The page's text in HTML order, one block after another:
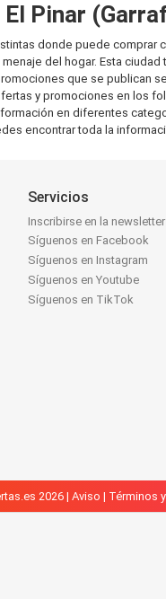
Pinar
donde puede
del hogar. Esta
que se publican
y promociones en los
en diferentes
encontrar toda la
Servicios
Inscribirse en la newsletter
Síguenos en Facebook
Síguenos en Instagram
Síguenos en Youtube
Síguenos en TikTok
2026 | Aviso | Términos